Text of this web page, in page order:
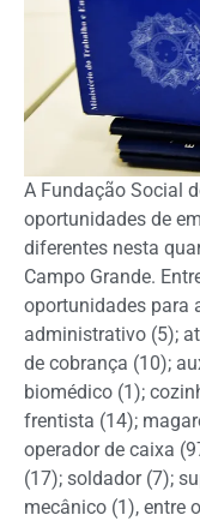
A Fundação Social
oportunidades de
diferentes nesta
Campo Grande.
oportunidades para
administrativo (5);
de cobrança (10);
biomédico (1);
frentista (14);
operador de caixa
(17); soldador (7);
mecânico (1), entre